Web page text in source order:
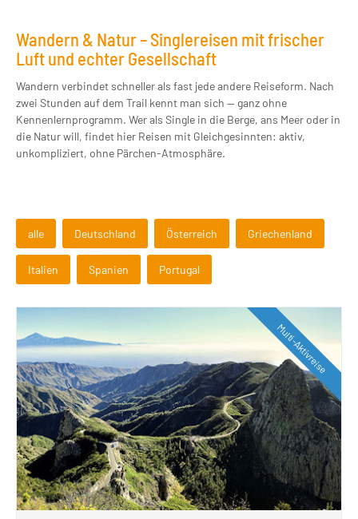
Wandern & Natur – Singlereisen mit frischer
Luft und echter Gesellschaft
Wandern verbindet schneller als fast jede andere Reiseform. Nach
zwei Stunden auf dem Trail kennt man sich — ganz ohne
Kennenlernprogramm. Wer als Single in die Berge, ans Meer oder in
die Natur will, findet hier Reisen mit Gleichgesinnten: aktiv,
unkompliziert, ohne Pärchen-Atmosphäre.
alle Deutschland Österreich Griechenland
Italien Spanien Portugal
Multi-Aktivreise